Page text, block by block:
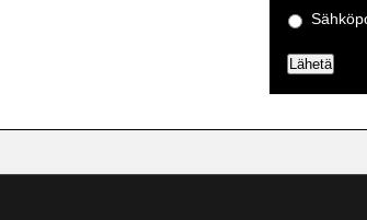
Lähetä